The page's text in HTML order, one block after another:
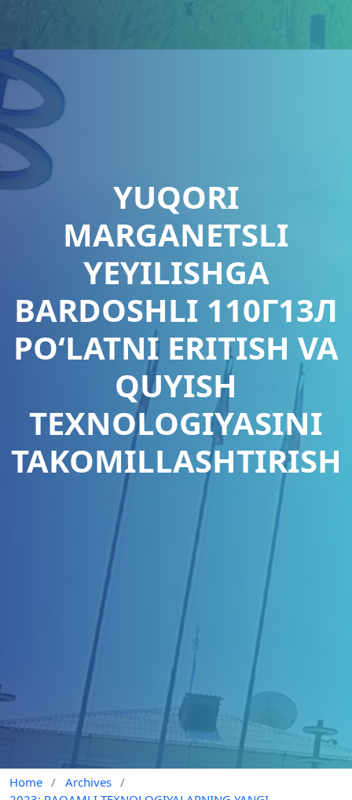
YUQORI
MARGANETSLI
YEYILISHGA
BARDOSHLI 110Г13Л
PO‘LATNI ERITISH VA
QUYISH
TEXNOLOGIYASINI
TAKOMILLASHTIRISH
Home / Archives /